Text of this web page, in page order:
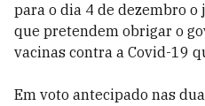
para o dia 4 de dezembro o
que pretendem obrigar o
vacinas contra a Covid-19
Em voto antecipado nas